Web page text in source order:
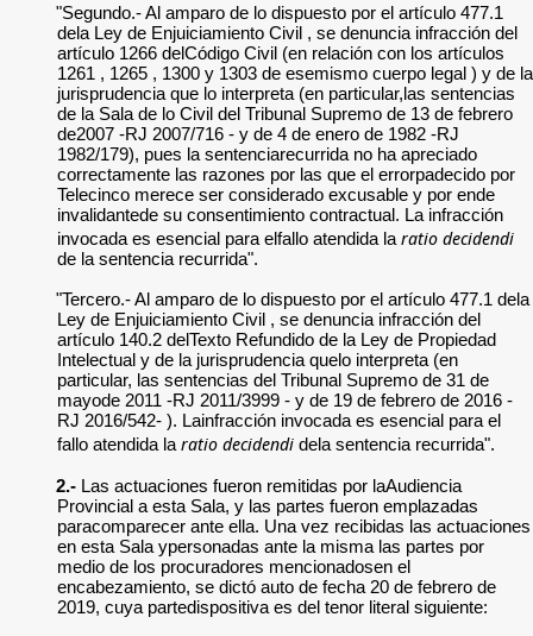
"Segundo.- Al amparo de lo dispuesto por el artículo 477.1
dela Ley de Enjuiciamiento Civil , se denuncia infracción del
artículo 1266 delCódigo Civil (en relación con los artículos
1261 , 1265 , 1300 y 1303 de esemismo cuerpo legal ) y de la
jurisprudencia que lo interpreta (en particular,las sentencias
de la Sala de lo Civil del Tribunal Supremo de 13 de febrero
de2007 -RJ 2007/716 - y de 4 de enero de 1982 -RJ
1982/179), pues la sentenciarecurrida no ha apreciado
correctamente las razones por las que el errorpadecido por
Telecinco merece ser considerado excusable y por ende
invalidantede su consentimiento contractual. La infracción
invocada es esencial para elfallo atendida la ratio decidendi
de la sentencia recurrida".
"Tercero.- Al amparo de lo dispuesto por el artículo 477.1 dela
Ley de Enjuiciamiento Civil , se denuncia infracción del
artículo 140.2 delTexto Refundido de la Ley de Propiedad
Intelectual y de la jurisprudencia quelo interpreta (en
particular, las sentencias del Tribunal Supremo de 31 de
mayode 2011 -RJ 2011/3999 - y de 19 de febrero de 2016 -
RJ 2016/542- ). Lainfracción invocada es esencial para el
fallo atendida la ratio decidendi dela sentencia recurrida".
2.- Las actuaciones fueron remitidas por laAudiencia
Provincial a esta Sala, y las partes fueron emplazadas
paracomparecer ante ella. Una vez recibidas las actuaciones
en esta Sala ypersonadas ante la misma las partes por
medio de los procuradores mencionadosen el
encabezamiento, se dictó auto de fecha 20 de febrero de
2019, cuya partedispositiva es del tenor literal siguiente: